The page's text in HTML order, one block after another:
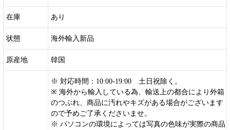
在庫 あり
状態 海外輸入新品
原産地 韓国
※ 対応時間：10:00-19:00 土日祝除く。
※ 海外から輸入している為、輸送上の都合により外箱
のつぶれ、商品に汚れやキズがある場合がございます
ので予めご了承くださいませ。
※ パソコンの環境によっては写真の色味が実際の商品